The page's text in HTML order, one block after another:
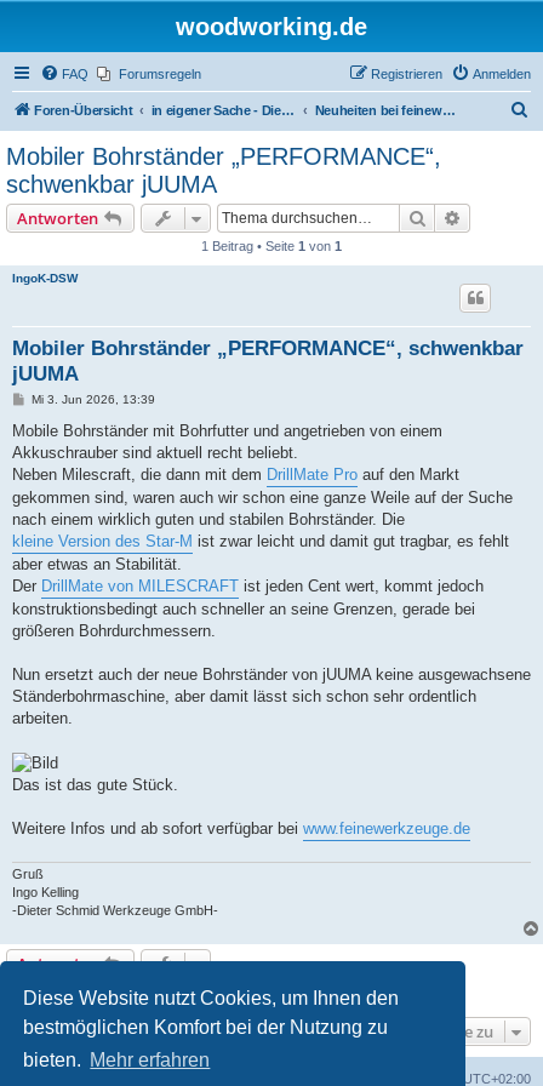
Diese Website nutzt Cookies, um Ihnen den
bestmöglichen Komfort bei der Nutzung zu
bieten. Mehr erfahren
woodworking.de
FAQ Forumsregeln Anmelden
Registrieren
Foren-Übersicht in eigener Sache - Dieter Schmid Werkzeuge GmbH Neuheiten bei feinewerkzeuge.de
Mobiler Bohrständer „PERFORMANCE“,
schwenkbar jUUMA
Antworten Suche
1 Beitrag • Seite 1 von 1
IngoK-DSW
Mobiler Bohrständer „PERFORMANCE“, schwenkbar
jUUMA
B
i
r
a
Mi 3. Jun 2026, 13:39
Mobile Bohrständer mit Bohrfutter und angetrieben von einem
Akkuschrauber sind aktuell recht beliebt.
Neben Milescraft, die dann mit dem DrillMate Pro auf den Markt
gekommen sind, waren auch wir schon eine ganze Weile auf der Suche
nach einem wirklich guten und stabilen Bohrständer. Die
kleine Version des Star-M ist zwar leicht und damit gut tragbar, es fehlt
aber etwas an Stabilität.
Der DrillMate von MILESCRAFT ist jeden Cent wert, kommt jedoch
konstruktionsbedingt auch schneller an seine Grenzen, gerade bei
größeren Bohrdurchmessern.
Nun ersetzt auch der neue Bohrständer von jUUMA keine ausgewachsene
Ständerbohrmaschine, aber damit lässt sich schon sehr ordentlich
arbeiten.
Das ist das gute Stück.
Weitere Infos und ab sofort verfügbar bei www.feinewerkzeuge.de
Gruß
Ingo Kelling
-Dieter Schmid Werkzeuge GmbH-
Antworten
1 Beitrag • Seite1von1
Gehe zu
UTC+02:00